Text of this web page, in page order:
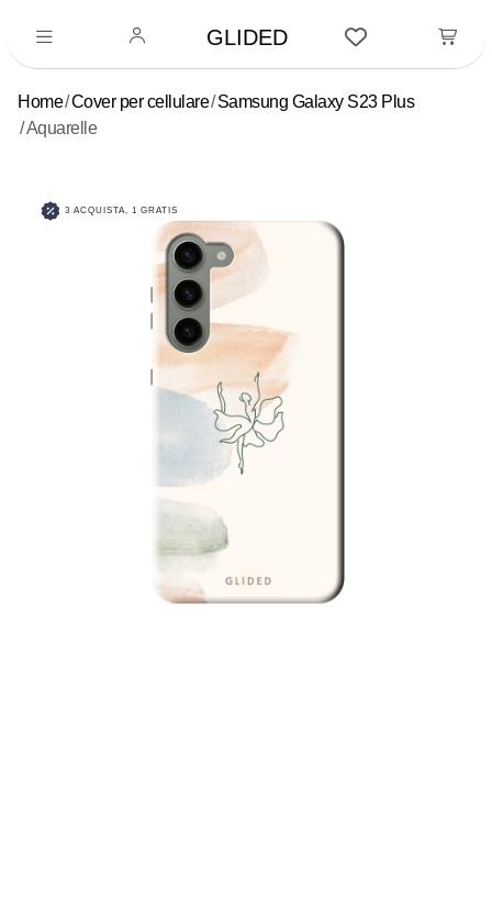
GLIDED
Home Cover per cellulare Samsung Galaxy S23 Plus
Aquarelle
3 ACQUISTA, 1 GRATIS